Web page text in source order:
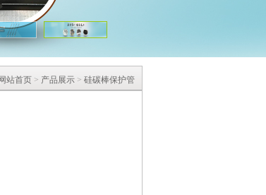
网站首页 > 产品展示 > 硅碳棒保护管